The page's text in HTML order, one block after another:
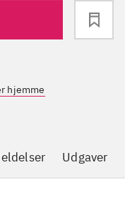
hjemme
Udgaver